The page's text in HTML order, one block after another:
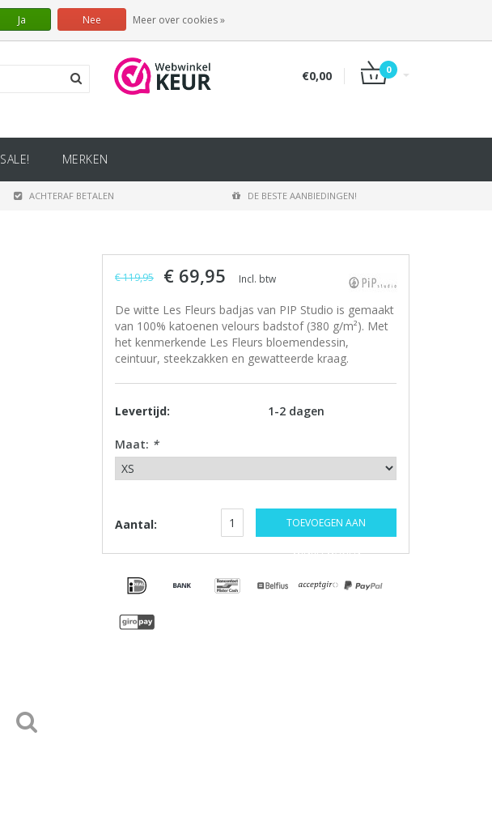
€0,00 0
SALE! MERKEN
ACHTERAF BETALEN DE BESTE AANBIEDINGEN!
€ 119,95 € 69,95 Incl. btw
De witte Les Fleurs badjas van PIP Studio is gemaakt
van 100% katoenen velours badstof (380 g/m²). Met
het kenmerkende Les Fleurs bloemendessin,
ceintuur, steekzakken en gewatteerde kraag.
Levertijd: 1-2 dagen
Maat: *
Aantal: TOEVOEGEN AAN
WINKELWAGEN
Ja Nee Meer over cookies »